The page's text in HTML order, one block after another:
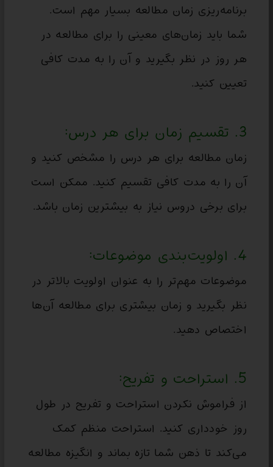
برنامه‌ریزی زمان مطالعه بسیار مهم است.
شما باید زمان‌های معینی را برای مطالعه در
هر روز در نظر بگیرید و آن را به مدت کافی
تعیین کنید.
3. تقسیم زمان برای هر درس:
زمان مطالعه برای هر درس را مشخص کنید و
آن را به مدت کافی تقسیم کنید. ممکن است
برای برخی دروس نیاز به بیشترین زمان باشد.
4. اولویت‌بندی موضوعات:
موضوعات مهم‌تر را به عنوان اولویت بالاتر در
نظر بگیرید و زمان بیشتری برای مطالعه آن‌ها
اختصاص دهید.
5. استراحت و تفریح:
از فراموش نکردن استراحت و تفریح در طول
روز خودداری کنید. استراحت منظم کمک
می‌کند تا ذهن شما تازه بماند و انگیزه مطالعه